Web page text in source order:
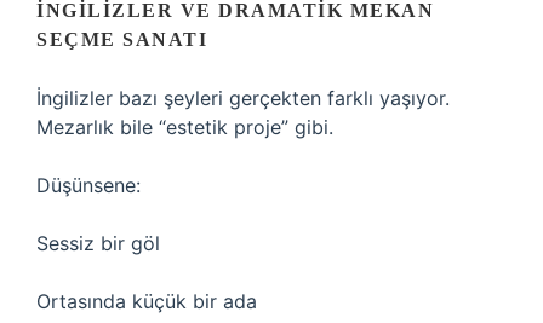
İNGILIZLER VE DRAMATIK MEKAN
SEÇME SANATI
İngilizler bazı şeyleri gerçekten farklı yaşıyor.
Mezarlık bile “estetik proje” gibi.
Düşünsene:
Sessiz bir göl
Ortasında küçük bir ada